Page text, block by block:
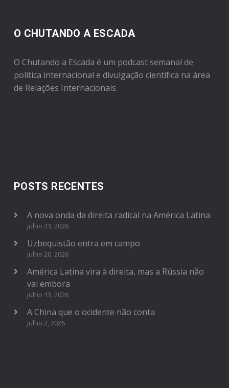
O CHUTANDO A ESCADA
O Chutando a Escada é um podcast semanal de
política internacional e divulgação científica na área
de Relações Internacionais.
POSTS RECENTES
A nova onda da direita radical na América Latina
julho 23, 2026
Uzbequistão entra em campo
julho 20, 2026
América Latina vira à direita, mas a Rússia não
vai embora
julho 13, 2026
A China que o ocidente não conta
julho 2, 2026